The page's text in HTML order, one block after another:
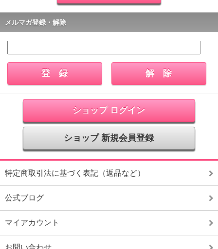
メルマガ登録・解除
ショップ ログイン
ショップ 新規会員登録
特定商取引法に基づく表記（返品など）
公式ブログ
マイアカウント
お問い合わせ